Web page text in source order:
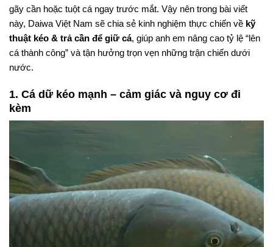
gãy cần hoặc tuột cá ngay trước mắt. Vậy nên trong bài viết
này, Daiwa Việt Nam sẽ chia sẻ kinh nghiệm thực chiến về kỹ
thuật kéo & trả cần để giữ cá, giúp anh em nâng cao tỷ lệ “lên
cá thành công” và tận hưởng trọn vẹn những trận chiến dưới
nước.
1. Cá dữ kéo mạnh – cảm giác và nguy cơ đi
kèm